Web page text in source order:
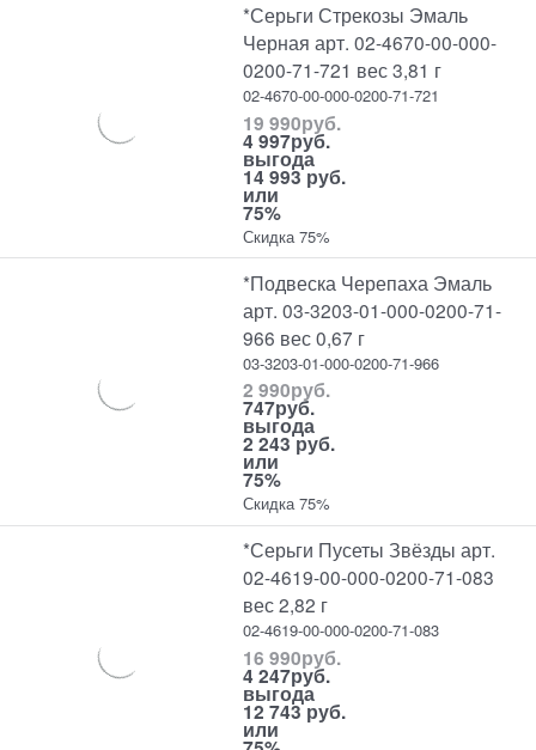
*Серьги Стрекозы Эмаль
Черная арт. 02-4670-00-000-
0200-71-721 вес 3,81 г
02-4670-00-000-0200-71-721
19 990руб.
4 997руб.
выгода
14 993 руб.
или
75%
Скидка 75%
*Подвеска Черепаха Эмаль
арт. 03-3203-01-000-0200-71-
966 вес 0,67 г
03-3203-01-000-0200-71-966
2 990руб.
747руб.
выгода
2 243 руб.
или
75%
Скидка 75%
*Серьги Пусеты Звёзды арт.
02-4619-00-000-0200-71-083
вес 2,82 г
02-4619-00-000-0200-71-083
16 990руб.
4 247руб.
выгода
12 743 руб.
или